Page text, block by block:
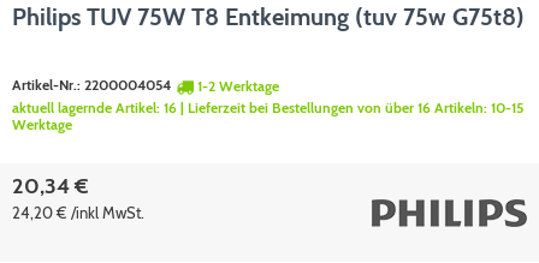
Philips TUV 75W T8 Entkeimung (tuv 75w G75t8)
Artikel-Nr.: 2200004054
1-2 Werktage
aktuell lagernde Artikel: 16 | Lieferzeit bei Bestellungen von über 16 Artikeln: 10-15
Werktage
20,34 €
24,20 € /inkl MwSt.